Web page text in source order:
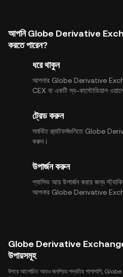
আপনি Globe Derivative
করতে পারেন?
ধরে থাকুন
আপনার Globe Derivative
CEX বা একটি স্ব-কাস্টোডিয়াল
ট্রেড করুন
সমর্থিত প্ল্যাটফর্মগুলিতে Globe
করুন।
উপার্জন করুন
প্যাসিভ আয় উপার্জন করার জন্য
আপনার Globe Derivative
Globe Derivative Exchange
উপায়সমূহ
উপরে আলোচিত আরও জনপ্রিয় পদ্ধতির পাশাপাশি,